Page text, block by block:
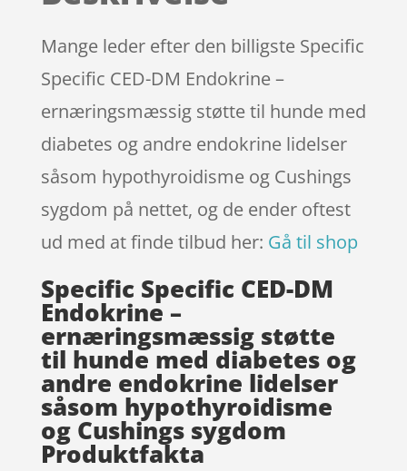
ømmels
er
Mange leder efter den billigste Specific
Specific CED-DM Endokrine –
ernæringsmæssig støtte til hunde med
diabetes og andre endokrine lidelser
såsom hypothyroidisme og Cushings
sygdom på nettet, og de ender oftest
ud med at finde tilbud her: Gå til shop
Specific Specific CED-DM
Endokrine –
ernæringsmæssig støtte
til hunde med diabetes og
andre endokrine lidelser
såsom hypothyroidisme
og Cushings sygdom
Produktfakta